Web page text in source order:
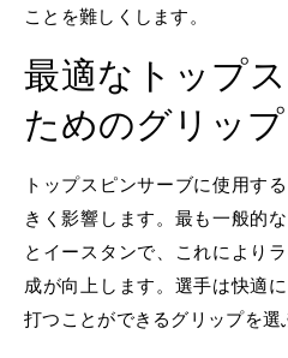
ことを難しくします。
最適なトップ
ためのグリッ
トップスピンサーブに使用す
きく影響します。最も一般的
とイースタンで、これにより
成が向上します。選手は快適
打つことができるグリップを選